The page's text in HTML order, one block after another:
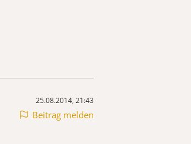
25.08.2014, 21:43
Beitrag melden